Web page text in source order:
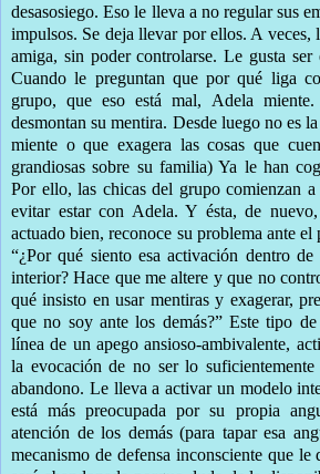
desasosiego. Eso le lleva a no regular sus
impulsos. Se deja llevar por ellos. A veces,
amiga, sin poder controlarse. Le gusta
Cuando le preguntan que por qué liga
grupo, que eso está mal, Adela
desmontan su mentira. Desde luego no es la
miente o que exagera las cosas que
grandiosas sobre su familia) Ya le han
Por ello, las chicas del grupo comienzan
evitar estar con Adela. Y ésta, de
actuado bien, reconoce su problema ante el
“¿Por qué siento esa activación dentro
interior? Hace que me altere y que no
qué insisto en usar mentiras y exagerar,
que no soy ante los demás?” Este tipo
línea de un apego ansioso-ambivalente,
la evocación de no ser lo
abandono. Le lleva a activar un modelo
está más preocupada por su propia
atención de los demás (para tapar esa
mecanismo de defensa inconsciente que le